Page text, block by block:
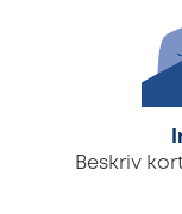
Beskriv